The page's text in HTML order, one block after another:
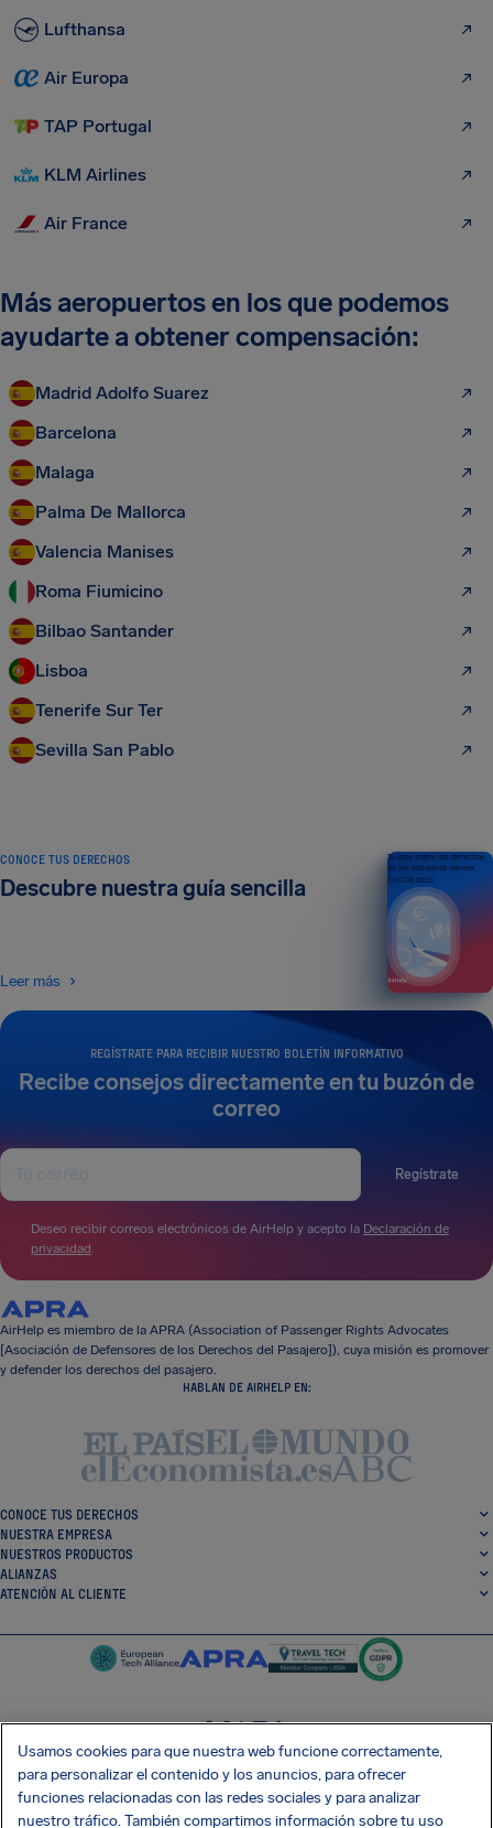
Lufthansa
Air Europa
TAP Portugal
KLM Airlines
Air France
Más aeropuertos en los que podemos
ayudarte a obtener compensación:
Madrid Adolfo Suarez
Barcelona
Malaga
Palma De Mallorca
Valencia Manises
Roma Fiumicino
Bilbao Santander
Lisboa
Tenerife Sur Ter
Sevilla San Pablo
REGÍSTRATE PARA RECIBIR NUESTRO BOLETÍN INFORMATIVO
Recibe consejos directamente en tu buzón de
correo
Regístrate
Deseo recibir correos electrónicos de AirHelp y acepto la Declaración de
privacidad.
CONOCE TUS DERECHOS
Descubre nuestra guía sencilla
Leer más
Tu guía sobre los derechos
de los pasajeros aéreos
EDICIÓN 2026
AirHelp es miembro de la APRA (Association of Passenger Rights Advocates
[Asociación de Defensores de los Derechos del Pasajero]), cuya misión es promover
y defender los derechos del pasajero.
HABLAN DE AIRHELP EN:
CONOCE TUS DERECHOS
NUESTRA EMPRESA
NUESTROS PRODUCTOS
ALIANZAS
ATENCIÓN AL CLIENTE
SocialFacebook
SocialTwitter
SocialInstagram
SocialLinkedin
CONSIGUE NUESTRA APLICACIÓN GRATIS
Usamos cookies para que nuestra web funcione correctamente,
para personalizar el contenido y los anuncios, para ofrecer
funciones relacionadas con las redes sociales y para analizar
nuestro tráfico. También compartimos información sobre tu uso